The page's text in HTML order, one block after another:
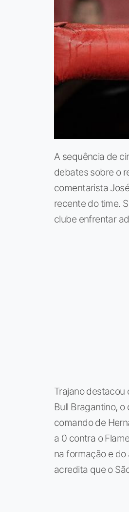
A sequência de
debates sobre o
comentarista
recente do time.
clube enfrentar
Trajano destacou
Bull Bragantino,
comando de
a 0 contra o
na formação e
acredita que o